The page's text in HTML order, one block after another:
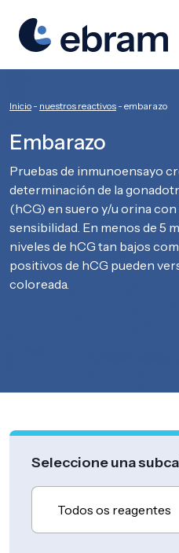
Inicio - nuestros reactivos - embarazo
Embarazo
Pruebas de inmunoensayo
determinación de la
(hCG) en suero y/u orina
sensibilidad. En menos de 5
niveles de hCG tan bajos
positivos de hCG pueden
coloreada.
Seleccione una
Todos os reagentes